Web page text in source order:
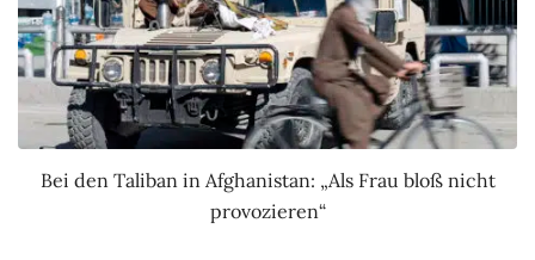
Bei den Taliban in Afghanistan: „Als Frau bloß nicht
provozieren“